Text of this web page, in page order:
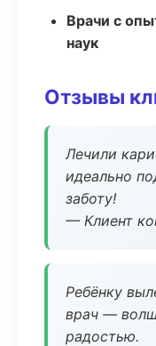
Врачи с
наук
Отзывы
Лечили
идеально
заботу!
— Клиент
Ребёнку
врач —
радостью.